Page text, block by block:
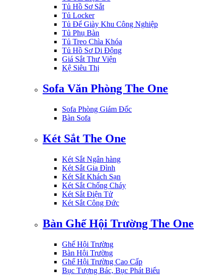
Tủ Hồ Sơ Sắt
Tủ Locker
Tủ Để Giày Khu Công Nghiệp
Tủ Phụ Bàn
Tủ Treo Chìa Khóa
Tủ Hồ Sơ Di Động
Giá Sắt Thư Viện
Kệ Siêu Thị
Sofa Văn Phòng The One
Sofa Phòng Giám Đốc
Bàn Sofa
Két Sắt The One
Két Sắt Ngân hàng
Két Sắt Gia Đình
Két Sắt Khách Sạn
Két Sắt Chống Cháy
Két Sắt Điện Tử
Két Sắt Công Đức
Bàn Ghế Hội Trường The One
Ghế Hội Trường
Bàn Hội Trường
Ghế Hội Trường Cao Cấp
Bục Tượng Bác, Bục Phát Biểu